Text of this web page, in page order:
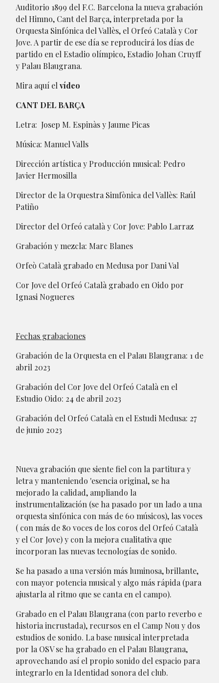
Auditorio 1899 del F.C. Barcelona la nueva grabación
del Himno, Cant del Barça, interpretada por la
Orquesta Sinfónica del Vallès, el Orfeó Català y Cor
Jove. A partir de ese día se reproducirá los días de
partido en el Estadio olímpico, Estadio Johan Cruyff
y Palau Blaugrana.
Mira aquí el vídeo
CANT DEL BARÇA
Letra: Josep M. Espinàs y Jaume Picas
Música: Manuel Valls
Dirección artística y Producción musical: Pedro
Javier Hermosilla
Director de la Orquestra Simfònica del Vallès: Raúl
Patiño
Director del Orfeó català y Cor Jove: Pablo Larraz
Grabación y mezcla: Marc Blanes
Orfeò Català grabado en Medusa por Dani Val
Cor Jove del Orfeó Català grabado en Oido por
Ignasi Nogueres
Fechas grabaciones
Grabación de la Orquesta en el Palau Blaugrana: 1 de
abril 2023
Grabación del Cor Jove del Orfeó Català en el
Estudio Oido: 24 de abril 2023
Grabación del Orfeó Català en el Estudi Medusa: 27
de junio 2023
Nueva grabación que siente fiel con la partitura y
letra y manteniendo 'esencia original, se ha
mejorado la calidad, ampliando la
instrumentalización (se ha pasado por un lado a una
orquesta sinfónica con más de 60 músicos), las voces
( con más de 80 voces de los coros del Orfeó Català
y el Cor Jove) y con la mejora cualitativa que
incorporan las nuevas tecnologías de sonido.
Se ha pasado a una versión más luminosa, brillante,
con mayor potencia musical y algo más rápida (para
ajustarla al ritmo que se canta en el campo).
Grabado en el Palau Blaugrana (con parto reverbo e
historia incrustada), recursos en el Camp Nou y dos
estudios de sonido. La base musical interpretada
por la OSV se ha grabado en el Palau Blaugrana,
aprovechando así el propio sonido del espacio para
integrarlo en la Identidad sonora del club.